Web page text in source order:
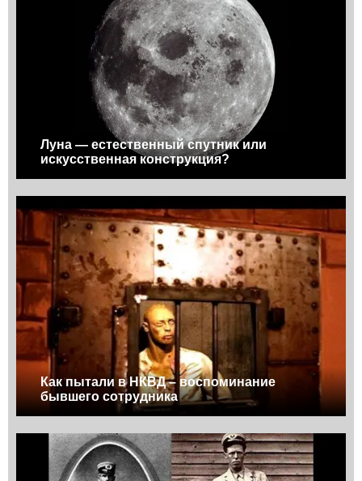
Луна — естественный спутник или
искусственная конструкция?
Как пытали в НКВД – воспоминание
бывшего сотрудника